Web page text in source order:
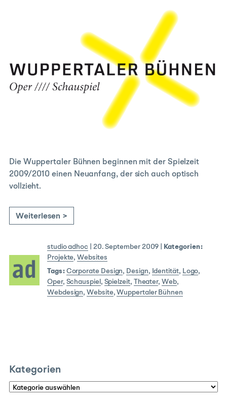
Die Wuppertaler Bühnen beginnen mit der Spielzeit
2009/2010 einen Neuanfang, der sich auch optisch
vollzieht.
Weiterlesen >
studio adhoc 20. September 2009
Kategorien:
Projekte,Websites
Tags: Corporate Design, Design, Identität, Logo,
Oper, Schauspiel , Spielzeit, Theater, Web,
Webdesign,Website,Wuppertaler Bühnen
Kategorien
Kategorien